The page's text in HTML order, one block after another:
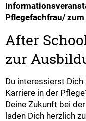
Pflegefachfrau/
After
zur
Du interessierst
Karriere in der
Deine Zukunft bei
laden Dich herzlich